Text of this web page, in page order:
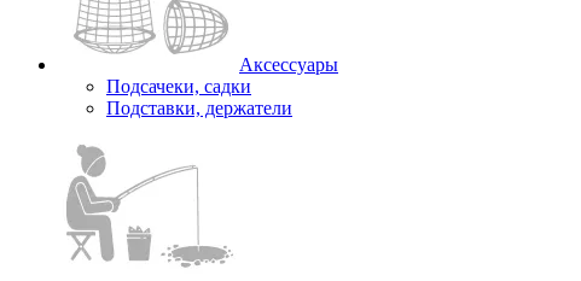
Аксессуары
Подсачеки, садки
Подставки, держатели